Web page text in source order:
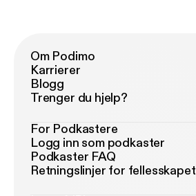
Om Podimo
Karrierer
Blogg
Trenger du hjelp?
For Podkastere
Logg inn som podkaster
Podkaster FAQ
Retningslinjer for fellesskapet